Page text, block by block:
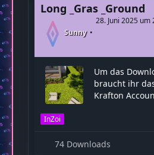
Long _Gras _Ground
Sunny
28. Juni 2025 um
Um das
braucht ihr das Spiel INZOI einen
Krafton
InZoi
74 Downloads